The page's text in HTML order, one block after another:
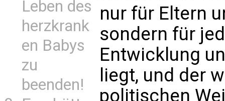
Leben des
herzkrank
en Babys
zu
beenden!
nur für Eltern
sondern für
Entwicklung
liegt, und der
politischen